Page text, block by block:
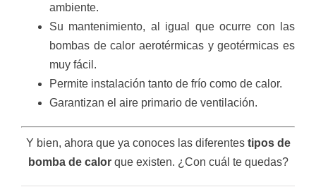
ambiente.
Su mantenimiento, al igual que ocurre con las
bombas de calor aerotérmicas y geotérmicas es
muy fácil.
Permite instalación tanto de frío como de calor.
Garantizan el aire primario de ventilación.
Y bien, ahora que ya conoces las diferentes tipos de
bomba de calorque existen. ¿Con cuál te quedas?